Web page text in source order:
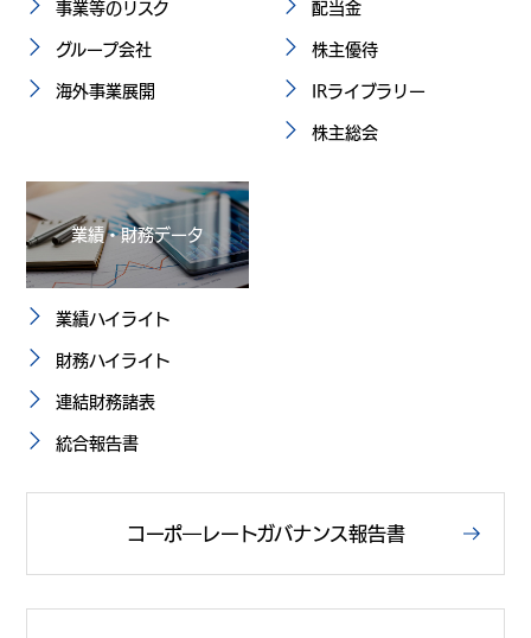
事業等のリスク
グループ会社
海外事業展開
配当金
株主優待
IRライブラリー
株主総会
業績・財務データ
業績ハイライト
財務ハイライト
連結財務諸表
統合報告書
コーポ―レートガバナンス報告書